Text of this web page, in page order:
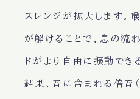
スレンジが拡大します。
が解けることで、息の流
ドがより自由に振動でき
結果、音に含まれる倍